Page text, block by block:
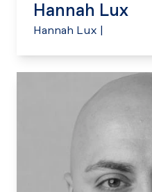
Hannah Lux
Hannah Lux